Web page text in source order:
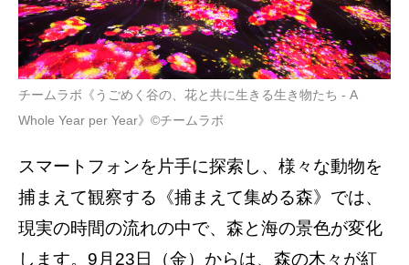
チームラボ《うごめく谷の、花と共に生きる生き物たち - A
Whole Year per Year》©チームラボ
スマートフォンを片手に探索し、様々な動物を
捕まえて観察する《捕まえて集める森》では、
現実の時間の流れの中で、森と海の景色が変化
します。9月23日（金）からは、森の木々が紅